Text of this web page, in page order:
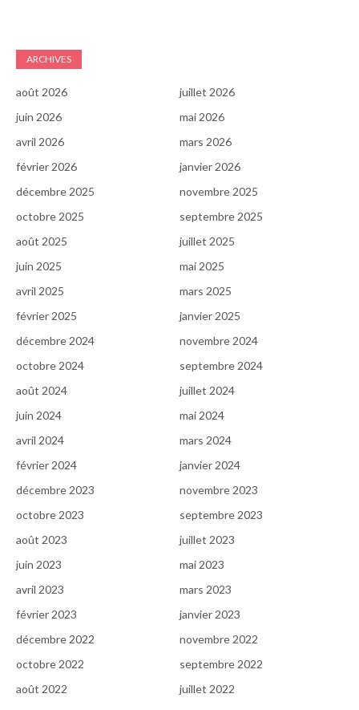
ARCHIVES
août 2026
juillet 2026
juin 2026
mai 2026
avril 2026
mars 2026
février 2026
janvier 2026
décembre 2025
novembre 2025
octobre 2025
septembre 2025
août 2025
juillet 2025
juin 2025
mai 2025
avril 2025
mars 2025
février 2025
janvier 2025
décembre 2024
novembre 2024
octobre 2024
septembre 2024
août 2024
juillet 2024
juin 2024
mai 2024
avril 2024
mars 2024
février 2024
janvier 2024
décembre 2023
novembre 2023
octobre 2023
septembre 2023
août 2023
juillet 2023
juin 2023
mai 2023
avril 2023
mars 2023
février 2023
janvier 2023
décembre 2022
novembre 2022
octobre 2022
septembre 2022
août 2022
juillet 2022